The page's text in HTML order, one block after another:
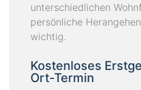
unterschiedlichen
persönliche
wichtig.
Kostenloses
Ort-Termin